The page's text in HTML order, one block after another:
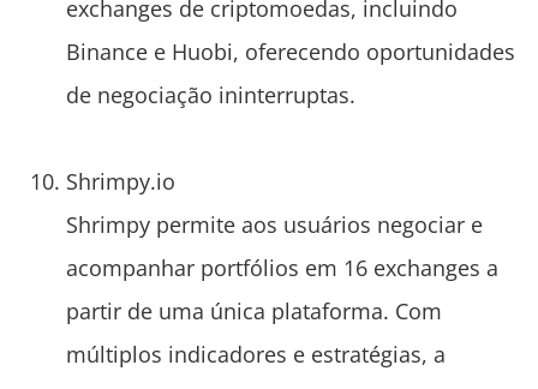
exchanges de criptomoedas, incluindo
Binance e Huobi, oferecendo oportunidades
de negociação ininterruptas.
Shrimpy.io
Shrimpy permite aos usuários negociar e
acompanhar portfólios em 16 exchanges a
partir de uma única plataforma. Com
múltiplos indicadores e estratégias, a